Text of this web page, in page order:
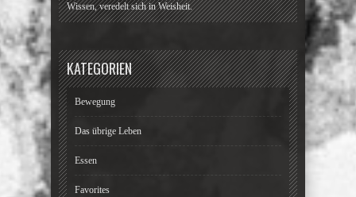
Wissen, veredelt sich in Weisheit.
KATEGORIEN
Bewegung
Das übrige Leben
Essen
Favorites